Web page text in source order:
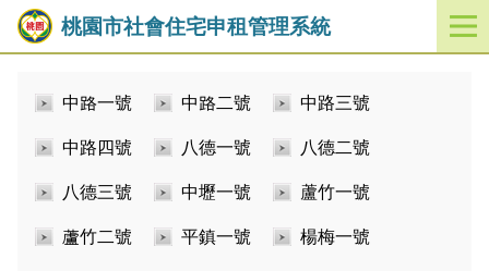
桃園市社會住宅申租管理系統
開
啟
中路一號 中路二號 中路三號
中路四號 八德一號 八德二號
八德三號 中壢一號 蘆竹一號
蘆竹二號 平鎮一號 楊梅一號